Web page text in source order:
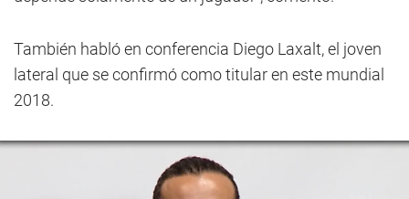
También habló en conferencia Diego Laxalt, el joven
lateral que se confirmó como titular en este mundial
2018.